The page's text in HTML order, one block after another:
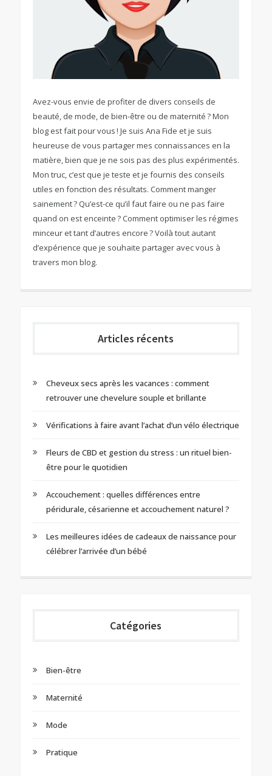
Avez-vous envie de profiter de divers conseils de
beauté, de mode, de bien-être ou de maternité ? Mon
blog est fait pour vous ! Je suis Ana Fide et je suis
heureuse de vous partager mes connaissances en la
matière, bien que je ne sois pas des plus expérimentés.
Mon truc, c’est que je teste et je fournis des conseils
utiles en fonction des résultats. Comment manger
sainement ? Qu’est-ce qu’il faut faire ou ne pas faire
quand on est enceinte ? Comment optimiser les régimes
minceur et tant d’autres encore ? Voilà tout autant
d’expérience que je souhaite partager avec vous à
travers mon blog.
Articles récents
Cheveux secs après les vacances : comment
retrouver une chevelure souple et brillante
Vérifications à faire avant l’achat d’un vélo électrique
Fleurs de CBD et gestion du stress : un rituel bien-
être pour le quotidien
Accouchement : quelles différences entre
péridurale, césarienne et accouchement naturel ?
Les meilleures idées de cadeaux de naissance pour
célébrer l’arrivée d’un bébé
Catégories
Bien-être
Maternité
Mode
Pratique